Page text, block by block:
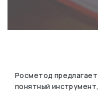
Росметод
понятный